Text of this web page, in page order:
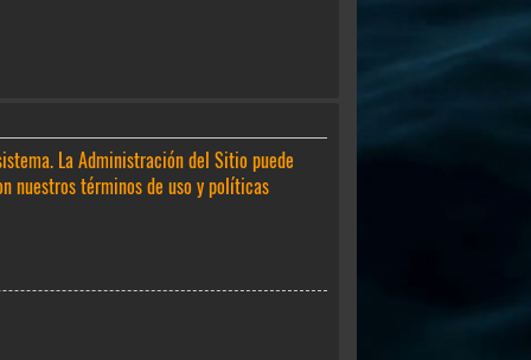
La Administración del Sitio puede
nuestros términos de uso y políticas